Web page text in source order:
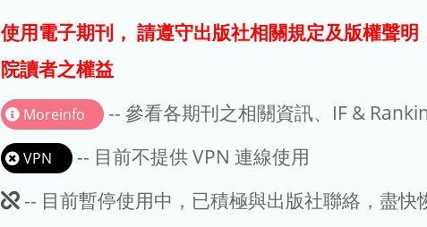
使用電子期刊， 請遵守出版社相關規定及版權聲
院讀者之權益
Moreinfo -- 參看各期刊之相關資訊、IF &
VPN
-- 目前不提供 VPN 連線使用
此
-- 目前暫停使用中，已積極與出版社聯絡，盡快